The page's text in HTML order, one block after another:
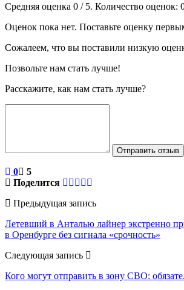
Средняя оценка 0 / 5. Количество оценок:
Оценок пока нет. Поставьте оценку
Сожалеем, что вы поставили низкую
Позвольте нам стать лучше!
Расскажите, как нам стать лучше?
Отправить отзыв
0
5
Поделится
Предыдущая запись
Летевший в Анталью лайнер экстренно
в Оренбурге без сигнала «срочность»
Следующая запись
Кого могут отправить в зону СВО: